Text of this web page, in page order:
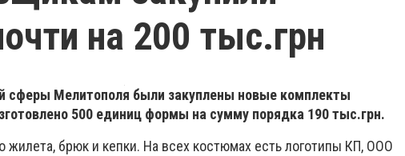
на 200 тыс.грн
сферы Мелитополя были закуплены новые комплекты
500 единиц формы на сумму порядка 190 тыс.грн.
жилета, брюк и кепки. На всех костюмах есть логотипы КП, ООО